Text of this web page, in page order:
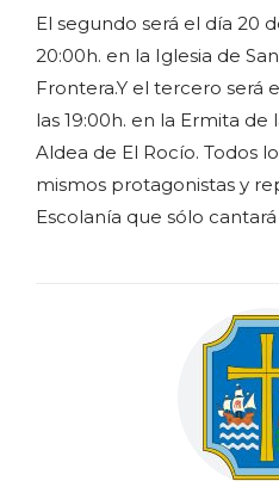
El segundo será el día 20
20:00h. en la Iglesia de
Frontera.Y el tercero será
las 19:00h. en la Ermita
Aldea de El Rocío. Todos
mismos protagonistas y
Escolanía que sólo